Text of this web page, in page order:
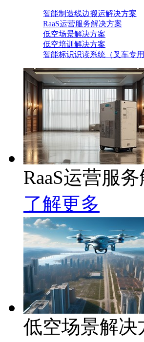
智能制造线边搬运解决方案
RaaS运营服务解决方案
低空场景解决方案
低空培训解决方案
智能标识识读系统（叉车专用
RaaS运营服
了解更多
低空场景解决